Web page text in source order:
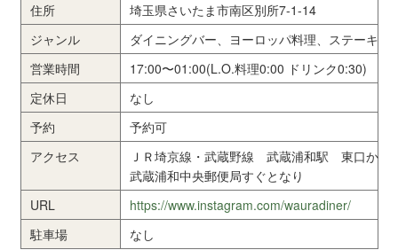
住所
埼玉県さいたま市南区別所7-1-14
ジャンル
ダイニングバー、ヨーロッパ料理、ステーキ
営業時間
17:00〜01:00(L.O.料理0:00 ドリンク0:30)
定休日
なし
予約
予約可
アクセス
ＪＲ埼京線・武蔵野線 武蔵浦和駅 東口から
武蔵浦和中央郵便局すぐとなり
URL
https://www.instagram.com/wauradiner/
駐車場
なし